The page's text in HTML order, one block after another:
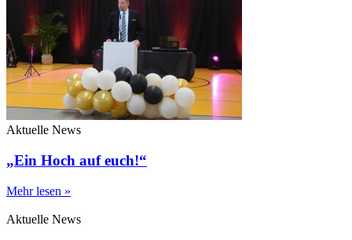
Aktuelle News
„Ein Hoch auf euch!“
Mehr lesen »
Aktuelle News